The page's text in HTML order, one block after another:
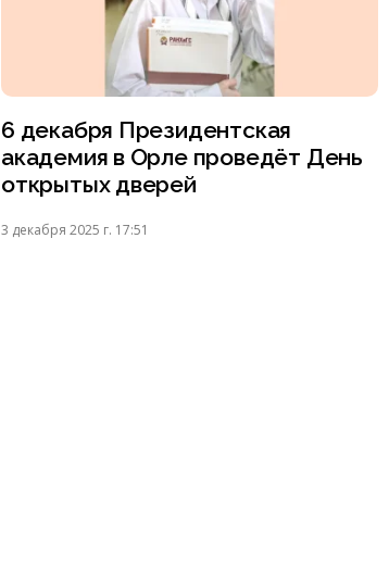
6 декабря Президентская
академия в Орле проведёт День
открытых дверей
3 декабря 2025 г. 17:51